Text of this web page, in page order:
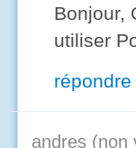
Bonjour,
utiliser
répondre
andres (non